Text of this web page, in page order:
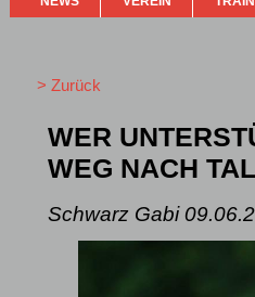
> Zurück
WER
WEG NACH
Schwarz Gabi